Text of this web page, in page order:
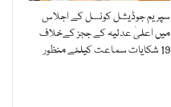
سپریم جوڈیشل کونسل کے اجلاس
میں اعلیٰ عدلیہ کے ججز کےخلاف
19 شکایات سماعت کیلئے منظور